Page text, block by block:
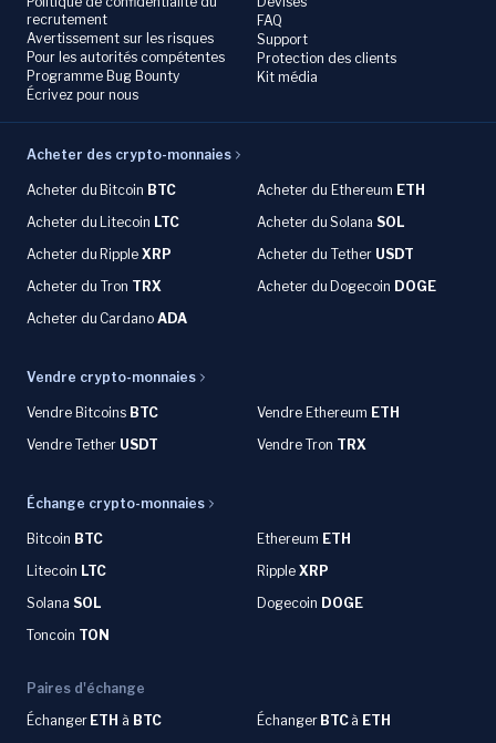
recrutement
Avertissement sur les risques
Pour les autorités compétentes
Programme Bug Bounty
Écrivez pour nous
FAQ
Support
Protection des clients
Kit média
Acheter des crypto-monnaies
Acheter du Bitcoin BTC Acheter du Ethereum ETH
Acheter du Litecoin LTC Acheter du Solana SOL
Acheter du Ripple XRP Acheter du Tether USDT
Acheter du Tron TRX Acheter du Dogecoin DOGE
Acheter du Cardano ADA
Vendre crypto-monnaies
Vendre Bitcoins BTC Vendre Ethereum ETH
Vendre Tether USDT Vendre Tron TRX
Échange crypto-monnaies
Bitcoin BTC Ethereum ETH
Litecoin LTC Ripple XRP
Solana SOL Dogecoin DOGE
Toncoin TON
Paires d'échange
Échanger ETH à BTC Échanger BTC à ETH